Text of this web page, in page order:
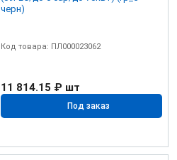
черн)
Код товара: ПЛ000023062
11 814.15 ₽ шт
Под заказ